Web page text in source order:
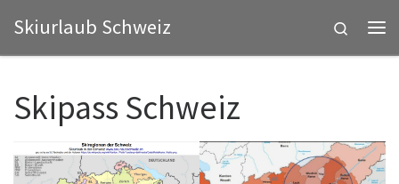
Zum Inhalt springen
Skiurlaub Schweiz
Search
Skipass Schweiz